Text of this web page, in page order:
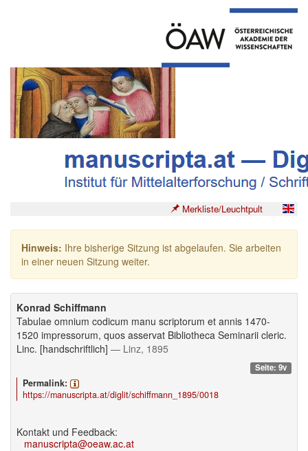
Merkliste/Leuchtpult
Hinweis: Ihre bisherige Sitzung ist abgelaufen. Sie arbeiten
in einer neuen Sitzung weiter.
Konrad Schiffmann
Tabulae omnium codicum manu scriptorum et annis 1470-
1520 impressorum, quos asservat Bibliotheca Seminarii cleric.
Linc. [handschriftlich] — Linz, 1895
Seite: 9v
Permalink:
https://manuscripta.at/diglit/schiffmann_1895/0018
Kontakt und Feedback:
manuscripta@oeaw.ac.at